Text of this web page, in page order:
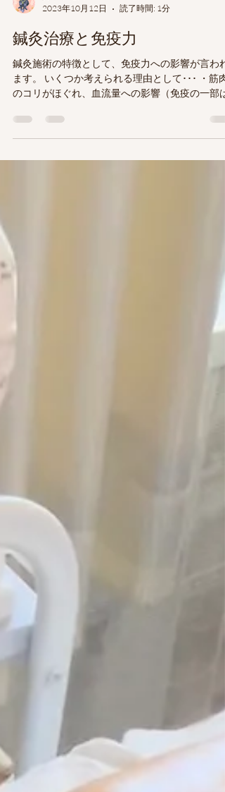
真早季 福田
2023年10月12日
読了時間: 1分
鍼灸治療と免疫力
鍼灸施術の特徴として、免疫力への影響が言われ
ます。 いくつか考えられる理由として･･･ ・筋肉
減され血流が循環しやすくなる。 冷えも緩和され